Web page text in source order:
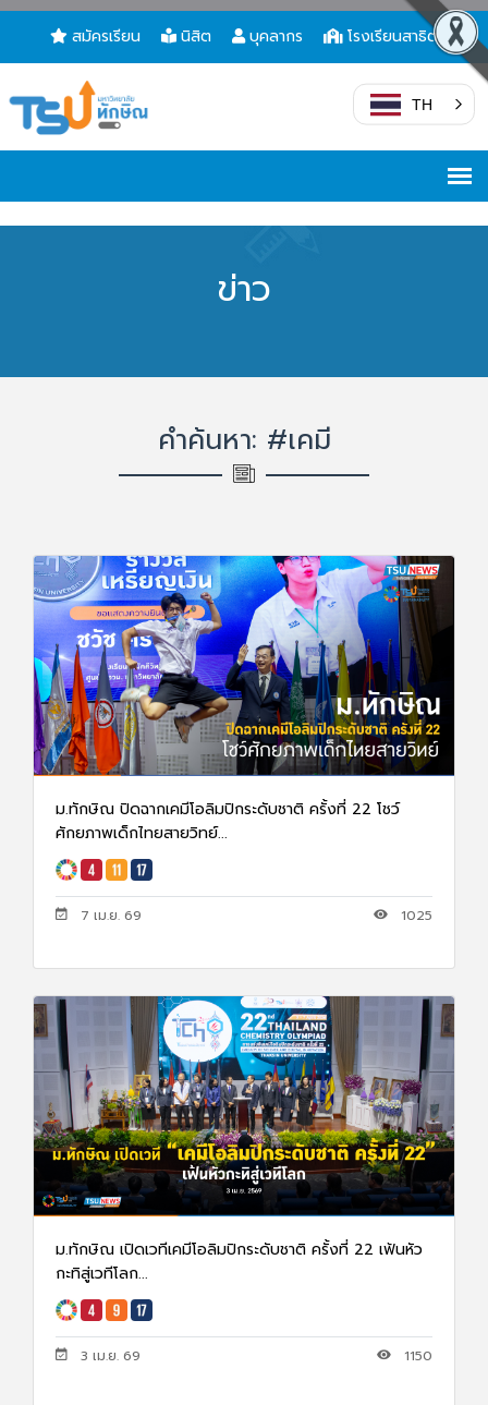
สมัครเรียน นิสิต บุคลากร โรงเรียนสาธิต
TH
ข่าว
คำค้นหา: #เคมี
ม.ทักษิณ ปิดฉากเคมีโอลิมปิกระดับชาติ ครั้งที่ 22 โชว์
ศักยภาพเด็กไทยสายวิทย์...
7 เม.ย. 69 1025
ม.ทักษิณ เปิดเวทีเคมีโอลิมปิกระดับชาติ ครั้งที่ 22 เฟ้นหัว
กะทิสู่เวทีโลก...
3 เม.ย. 69 1150